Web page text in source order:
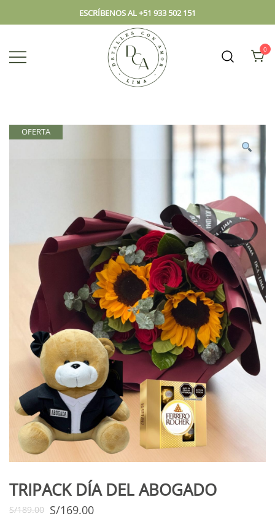
ESCRÍBENOS AL +51 933 502 151
lugar.
0
OFERTA
TRIPACK DÍA DEL ABOGADO
S/189.00 S/169.00